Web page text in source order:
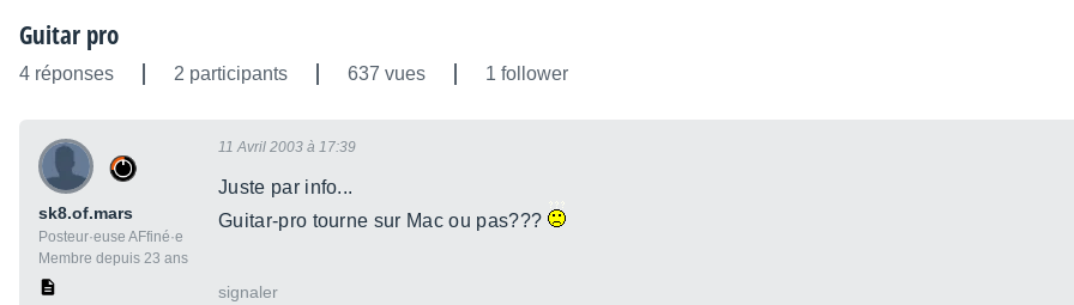
Guitar pro
4 réponses 2 participants 637 vues 1 follower
sk8.of.mars
Posteur·euse AFfiné·e
Membre depuis 23 ans
11 Avril 2003 à 17:39
Juste par info...
Guitar-pro tourne sur Mac ou pas???
signaler